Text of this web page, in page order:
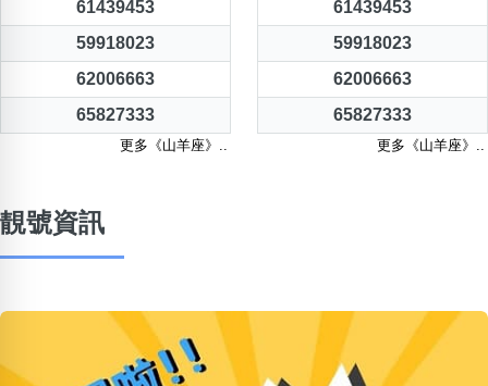
61439453
59918023
62006663
65827333
更多《山羊座》..
61439453
59918023
62006663
65827333
更多《山羊座》..
靚號資訊